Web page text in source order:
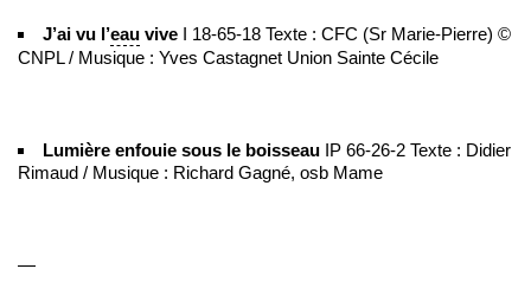
J’ai vu l’eau vive I 18-65-18 Texte : CFC (Sr Marie-Pierre) ©
CNPL / Musique : Yves Castagnet Union Sainte Cécile
Lumière enfouie sous le boisseau IP 66-26-2 Texte : Didier
Rimaud / Musique : Richard Gagné, osb Mame
—